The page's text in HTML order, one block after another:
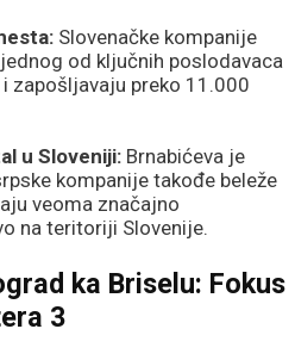
na
Slovenačke kompanije
od ključnih poslodavaca
zapošljavaju preko 11.000
u Sloveniji: Brnabićeva je
kompanije takođe beleže
veoma značajno
na teritoriji Slovenije.
ka Briselu: Fokus
3